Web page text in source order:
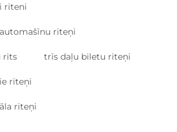
riteni
riteņi
rits trīs daļu biletu riteņi
riteņi
riteņi